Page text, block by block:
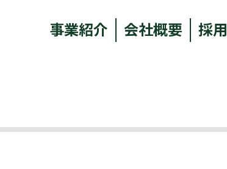
事業紹介 会社概要 採